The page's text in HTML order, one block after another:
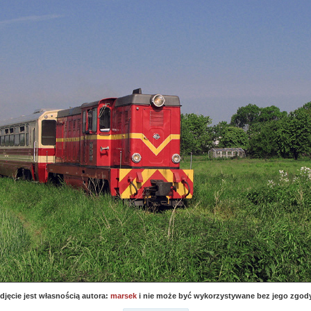
jest własnością autora: marsek i nie może być wykorzystywane bez jego